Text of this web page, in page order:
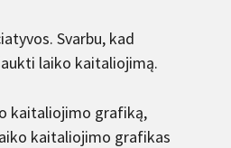
Svarbu, kad
laiko kaitaliojimą.
kaitaliojimo grafiką,
kaitaliojimo grafikas